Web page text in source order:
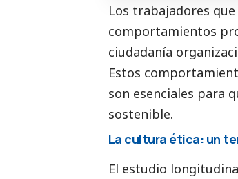
Los trabajadores
comportamientos
ciudadanía
Estos
son esenciales para
sostenible.
La cultura ética: un
El estudio